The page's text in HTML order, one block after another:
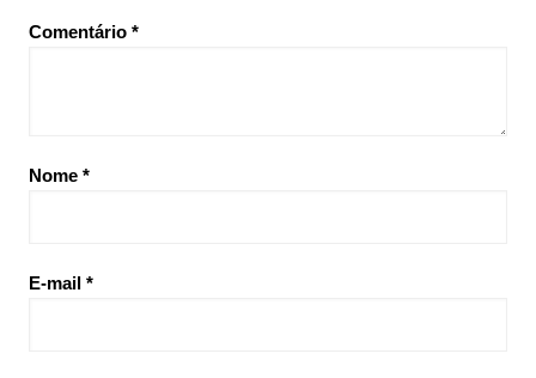
Comentário *
Nome *
E-mail *